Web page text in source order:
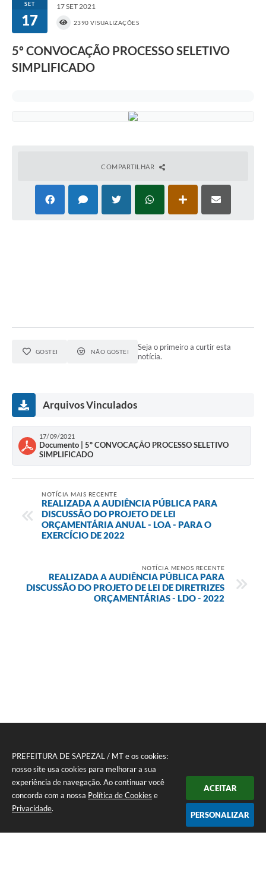
PREFEITURA DE SAPEZAL / MT e os cookies:
nosso site usa cookies para melhorar a sua
experiência de navegação. Ao continuar você
concorda com a nossa Política de Cookies e
Privacidade.
ACEITAR
PERSONALIZAR
SET
17
17 SET 2021
2390 VISUALIZAÇÕES
5º CONVOCAÇÃO PROCESSO SELETIVO
SIMPLIFICADO
COMPARTILHAR
GOSTEI NÃO GOSTEI
Seja o primeiro a curtir esta
notícia.
Arquivos Vinculados
17/09/2021
Documento | 5º CONVOCAÇÃO PROCESSO SELETIVO
SIMPLIFICADO
NOTÍCIA MAIS RECENTE
REALIZADA A AUDIÊNCIA PÚBLICA PARA
DISCUSSÃO DO PROJETO DE LEI
ORÇAMENTÁRIA ANUAL - LOA - PARA O
EXERCÍCIO DE 2022
NOTÍCIA MENOS RECENTE
REALIZADA A AUDIÊNCIA PÚBLICA PARA
DISCUSSÃO DO PROJETO DE LEI DE DIRETRIZES
ORÇAMENTÁRIAS - LDO - 2022